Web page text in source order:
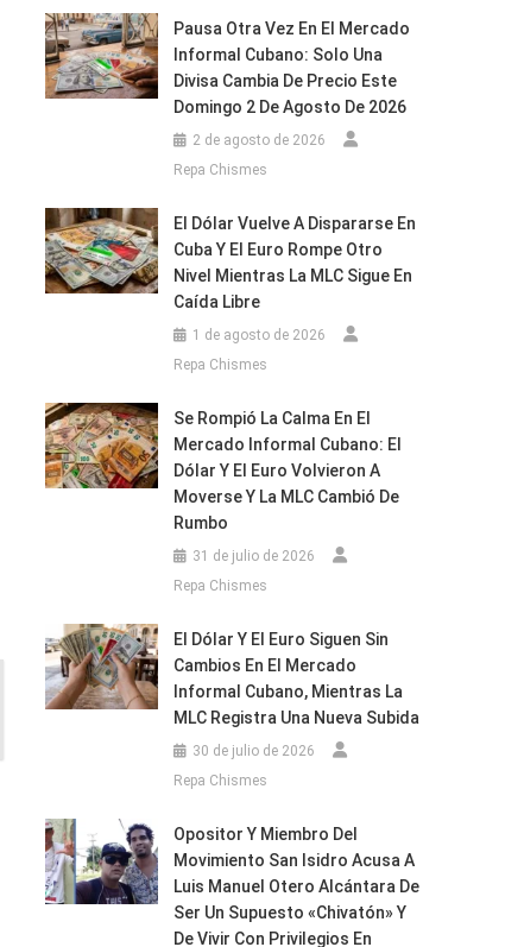
Pausa Otra Vez En El Mercado
Informal Cubano: Solo Una
Divisa Cambia De Precio Este
Domingo 2 De Agosto De 2026
2 de agosto de 2026
Repa Chismes
El Dólar Vuelve A Dispararse En
Cuba Y El Euro Rompe Otro
Nivel Mientras La MLC Sigue En
Caída Libre
1 de agosto de 2026
Repa Chismes
Se Rompió La Calma En El
Mercado Informal Cubano: El
Dólar Y El Euro Volvieron A
Moverse Y La MLC Cambió De
Rumbo
31 de julio de 2026
Repa Chismes
El Dólar Y El Euro Siguen Sin
Cambios En El Mercado
Informal Cubano, Mientras La
MLC Registra Una Nueva Subida
30 de julio de 2026
Repa Chismes
Opositor Y Miembro Del
Movimiento San Isidro Acusa A
Luis Manuel Otero Alcántara De
Ser Un Supuesto «chivatón» Y
De Vivir Con Privilegios En